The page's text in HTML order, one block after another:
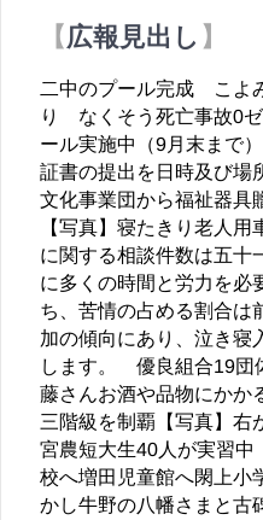
広報見出し
二中のプール完成 こよ
り なくそう死亡事故0
ール実施中（9月末まで
証書の提出を日時及び
文化事業団から福祉器具
【写真】寝たきり老人
に関する相談件数は五十
に多くの時間と労力を必
ち、苦情の占める割合は
加の傾向にあり、泣き寝
します。 優良組合19団
藤さんお酒や品物にか
三階級を制覇【写真】
宮農短大生40人が実習
校へ増田児童館へ閖上
かし牛野の八幡さまと